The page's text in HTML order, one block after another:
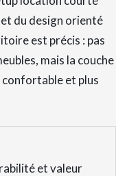
du design orienté
est précis : pas
mais la couche
confortable et plus
et valeur